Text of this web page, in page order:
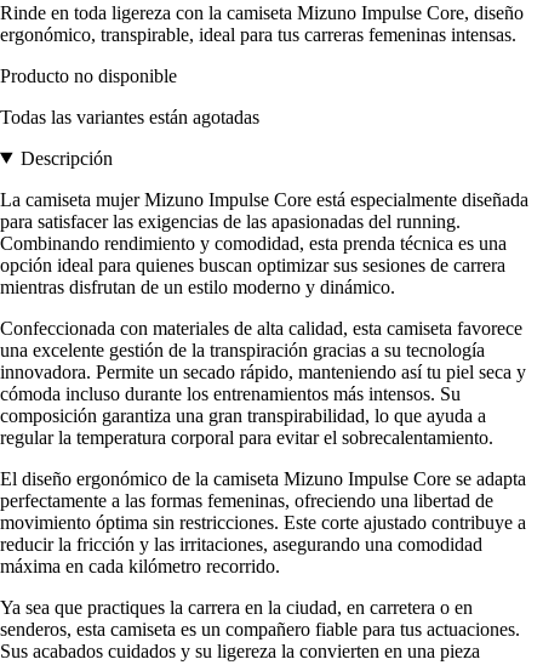
Rinde en toda ligereza con la camiseta Mizuno Impulse Core, diseño
ergonómico, transpirable, ideal para tus carreras femeninas intensas.
Producto no disponible
Todas las variantes están agotadas
Descripción
La camiseta mujer Mizuno Impulse Core está especialmente diseñada
para satisfacer las exigencias de las apasionadas del running.
Combinando rendimiento y comodidad, esta prenda técnica es una
opción ideal para quienes buscan optimizar sus sesiones de carrera
mientras disfrutan de un estilo moderno y dinámico.
Confeccionada con materiales de alta calidad, esta camiseta favorece
una excelente gestión de la transpiración gracias a su tecnología
innovadora. Permite un secado rápido, manteniendo así tu piel seca y
cómoda incluso durante los entrenamientos más intensos. Su
composición garantiza una gran transpirabilidad, lo que ayuda a
regular la temperatura corporal para evitar el sobrecalentamiento.
El diseño ergonómico de la camiseta Mizuno Impulse Core se adapta
perfectamente a las formas femeninas, ofreciendo una libertad de
movimiento óptima sin restricciones. Este corte ajustado contribuye a
reducir la fricción y las irritaciones, asegurando una comodidad
máxima en cada kilómetro recorrido.
Ya sea que practiques la carrera en la ciudad, en carretera o en
senderos, esta camiseta es un compañero fiable para tus actuaciones.
Sus acabados cuidados y su ligereza la convierten en una pieza